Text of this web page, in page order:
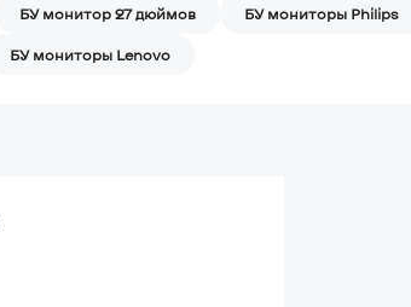
БУ монитор 27 дюймов БУ мониторы Philips
БУ мониторы Lenovo